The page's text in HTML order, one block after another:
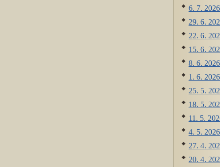
6. 7.
29. 6.
22. 6.
15. 6.
8. 6.
1. 6.
25. 5.
18. 5.
11. 5.
4. 5.
27. 4.
20. 4.